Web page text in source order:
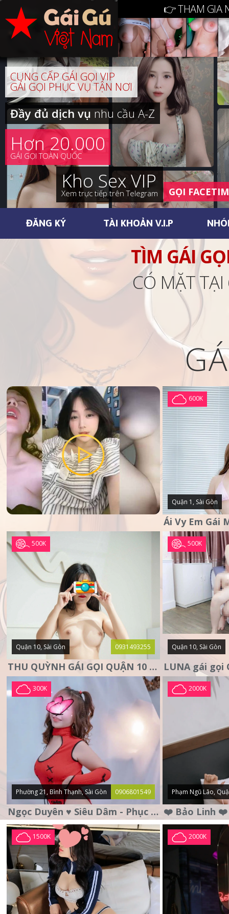
👉 THAM GIA
CUNG CẤP GÁI GỌI VIP
GÁI GỌI PHỤC VỤ TẬN NƠI
Đầy đủ dịch vụnhu cầu A-Z
Hơn 20.000
GÁI GỌI TOÀN QUỐC
Kho Sex VIP
Xem trực tiếp trên Telegram GỌI
ĐĂNG KÝ TÀI KHOẢN V.I.P
TÌM GÁI
CÓ MẶT
600K
Quận 1, Sài Gòn
500K
Quận 10, Sài Gòn 0931493255
THU QUỲNH GÁI GỌI QUẬN 10 – MẶT XINH DA TRẮNG – SANG
500K
Quận 10, Sài Gòn
300K
Phường 21, Bình Thạnh, Sài Gòn 0906801549
Ngọc Duyên ♥️ Siêu Dâm - Phục Vụ Tận Tình - Chu Đáo
2000K
Phạm Ngũ Lão,
1500K 2000K